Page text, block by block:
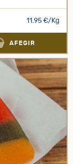
11.95 €/Kg
AFEGIR